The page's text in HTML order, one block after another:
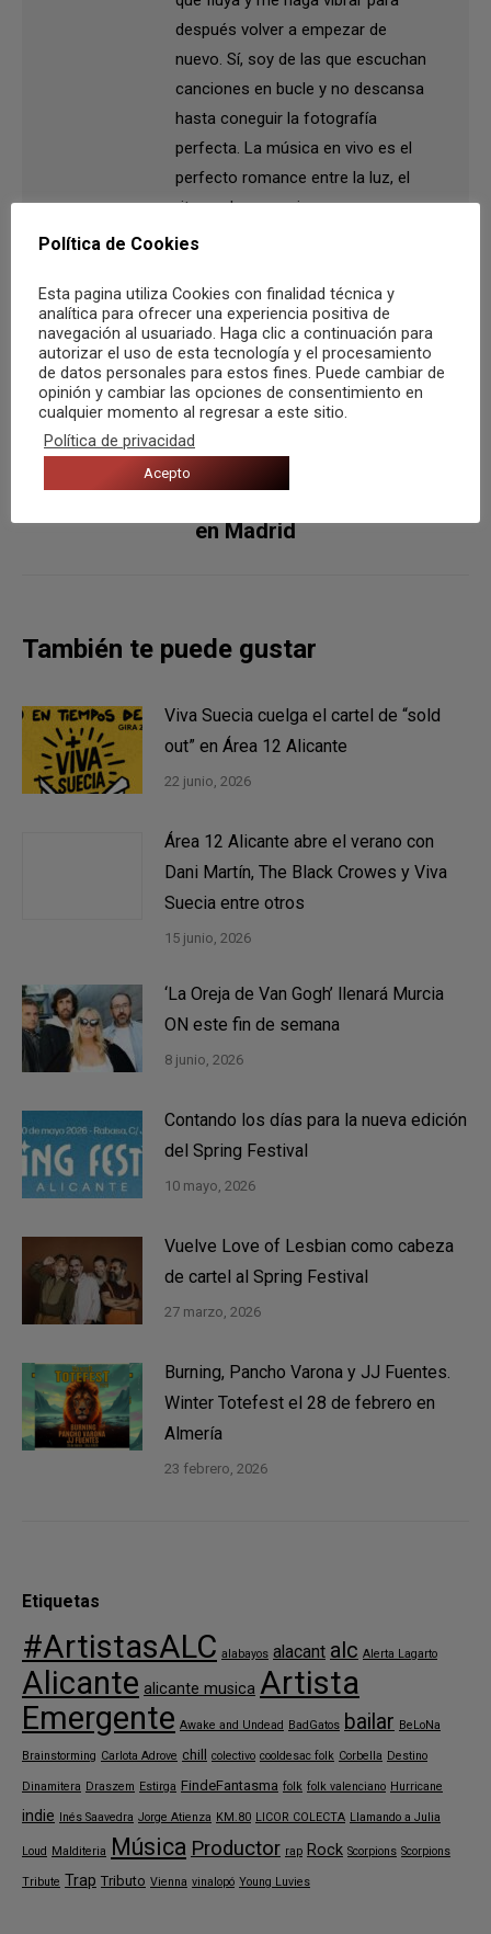
después volver a empezar de
nuevo. Sí, soy de las que escuchan
canciones en bucle y no descansa
hasta coneguir la fotografía
perfecta. La música en vivo es el
perfecto romance entre la luz, el
ritmo y las emociones.
Navegación
entre
publicaciones
ANTERIOR
Publicación
Jorge Atienza en Sala Clan Cabaret
siguiente:
The Rolling Stones inician su gira europea
en Madrid
También te puede gustar
Viva Suecia cuelga el cartel de “sold
out” en Área 12 Alicante
22 junio, 2026
Área 12 Alicante abre el verano con
Dani Martín, The Black Crowes y Viva
Suecia entre otros
15 junio, 2026
‘La Oreja de Van Gogh’ llenará Murcia
ON este fin de semana
8 junio, 2026
Contando los días para la nueva edición
del Spring Festival
10 mayo, 2026
Vuelve Love of Lesbian como cabeza
de cartel al Spring Festival
27 marzo, 2026
Burning, Pancho Varona y JJ Fuentes.
Winter Totefest el 28 de febrero en
Almería
23 febrero, 2026
Etiquetas
#ArtistasALC alabayos alacant alc Alerta Lagarto
Alicante alicante musica Artista
Emergente Awake and Undead BadGatos bailar BeLoNa
Brainstorming Carlota Adrove chill colectivo cooldesac folk Corbella Destino
Dinamitera Draszem Estirga FindeFantasma folk folk valenciano Hurricane
indie Inés Saavedra Jorge Atienza KM.80 LICOR COLECTA Llamando a Julia
Loud Malditeria Música Productor rap Rock Scorpions Scorpions
Tribute Trap Tributo Vienna vinalopó Young Luvies
Política de Cookies
Esta pagina utiliza Cookies con finalidad técnica y
analítica para ofrecer una experiencia positiva de
navegación al usuariado. Haga clic a continuación para
autorizar el uso de esta tecnología y el procesamiento
de datos personales para estos fines. Puede cambiar de
opinión y cambiar las opciones de consentimiento en
cualquier momento al regresar a este sitio.
Política de privacidad
Acepto